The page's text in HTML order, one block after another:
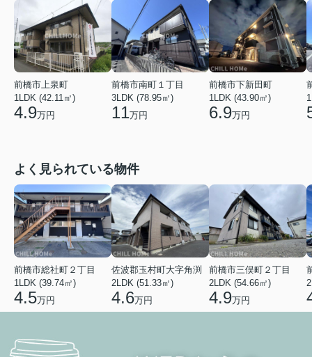
前橋市上泉町
1LDK (42.11㎡)
4.9万円
前橋市南町１丁目
3LDK (78.95㎡)
11万円
前橋市下新田町
1LDK (43.90㎡)
6.9万円
よく見られている物件
前橋市総社町２丁目
1LDK (39.74㎡)
4.5万円
佐波郡玉村町大字角渕
2LDK (51.33㎡)
4.6万円
前橋市三俣町２丁目
2LDK (54.66㎡)
4.9万円